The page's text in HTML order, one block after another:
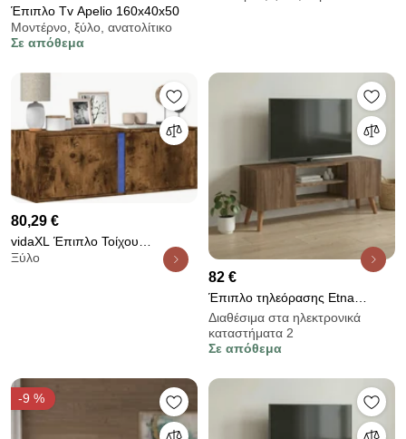
Έπιπλο Tv Apelio 160x40x50
Μοντέρνο, ξύλο, ανατολίτικο
Σε απόθεμα
80,29 €
vidaXL Έπιπλο Τοίχου
Τηλεόρασης με LED Καπνιστή
Ξύλο
82 €
Έπιπλο τηλεόρασης Etna
Megapap χρώμα καρυδί
120x30x45εκ.
Διαθέσιμα στα ηλεκτρονικά
καταστήματα 2
Σε απόθεμα
-9 %